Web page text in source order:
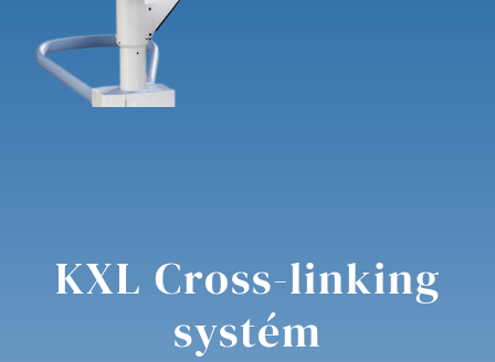
KXL Cross-linking
systém